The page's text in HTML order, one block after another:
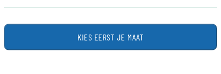
KIES EERST JE MAAT